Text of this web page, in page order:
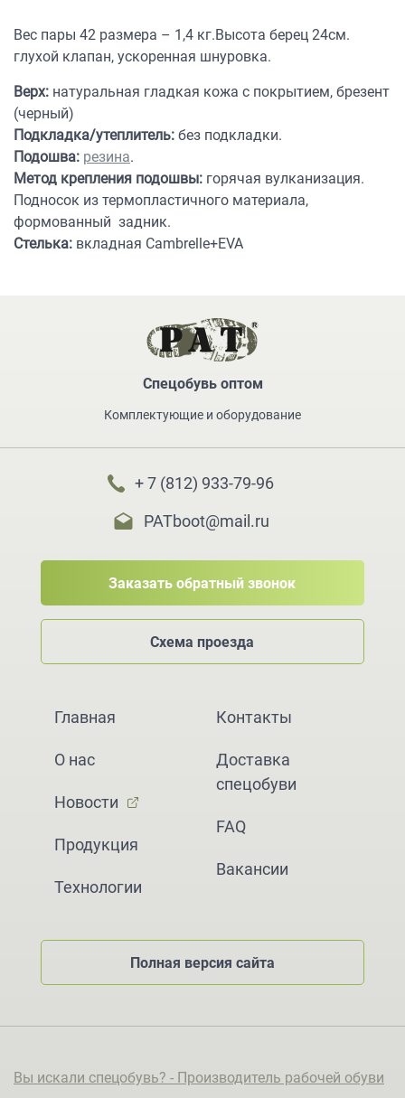
Вес пары 42 размера – 1,4 кг.Высота берец 24см.
глухой клапан, ускоренная шнуровка.
Верх: натуральная гладкая кожа с покрытием, брезент
(черный)
Подкладка/утеплитель: без подкладки.
Подошва: резина.
Метод крепления подошвы: горячая вулканизация.
Подносок из термопластичного материала,
формованный задник.
Стелька: вкладная Cambrelle+EVA
Спецобувь оптом
Комплектующие и оборудование
+ 7 (812) 933-79-96
PATboot@mail.ru
Заказать обратный звонок
Схема проезда
Главная
О нас
Новости
Продукция
Технологии
Контакты
Доставка
спецобуви
FAQ
Вакансии
Полная версия сайта
Вы искали спецобувь? - Производитель рабочей обуви